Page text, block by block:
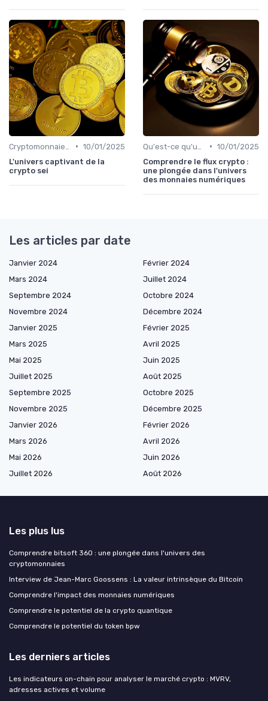
• 10/01/2025
L'univers captivant de la
crypto sei
• 10/01/2025
Comprendre le flux crypto :
une plongée dans l'univers
des monnaies numériques
Les articles par date
Janvier 2024
Février 2024
Mars 2024
Juillet 2024
Septembre 2024
Octobre 2024
Novembre 2024
Décembre 2024
Janvier 2025
Février 2025
Mars 2025
Avril 2025
Mai 2025
Juin 2025
Juillet 2025
Août 2025
Septembre 2025
Octobre 2025
Novembre 2025
Décembre 2025
Janvier 2026
Février 2026
Mars 2026
Avril 2026
Mai 2026
Juin 2026
Juillet 2026
Août 2026
Les plus lus
Comprendre bitsoft 360 : une plongée dans l'univers des
cryptomonnaies
Interview de Jean-Marc Goossens : La valeur intrinsèque du Bitcoin
Comprendre l'impact des monnaies numériques
Comprendre le potentiel de la crypto quantique
Comprendre le potentiel du token bpw
Les derniers articles
Les indicateurs on-chain pour analyser le marché crypto : MVRV,
adresses actives et volume